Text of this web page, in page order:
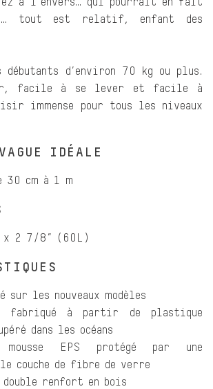
tout est relatif, enfant des
d’environ 70 kg ou plus.
facile à se lever et facile à
immense pour tous les niveaux
IDÉALE
30 cm à 1 m
x 2 7/8” (60L)
sur les nouveaux modèles
fabriqué à partir de plastique
dans les océans
mousse EPS protégé par une
couche de fibre de verre
renfort en bois